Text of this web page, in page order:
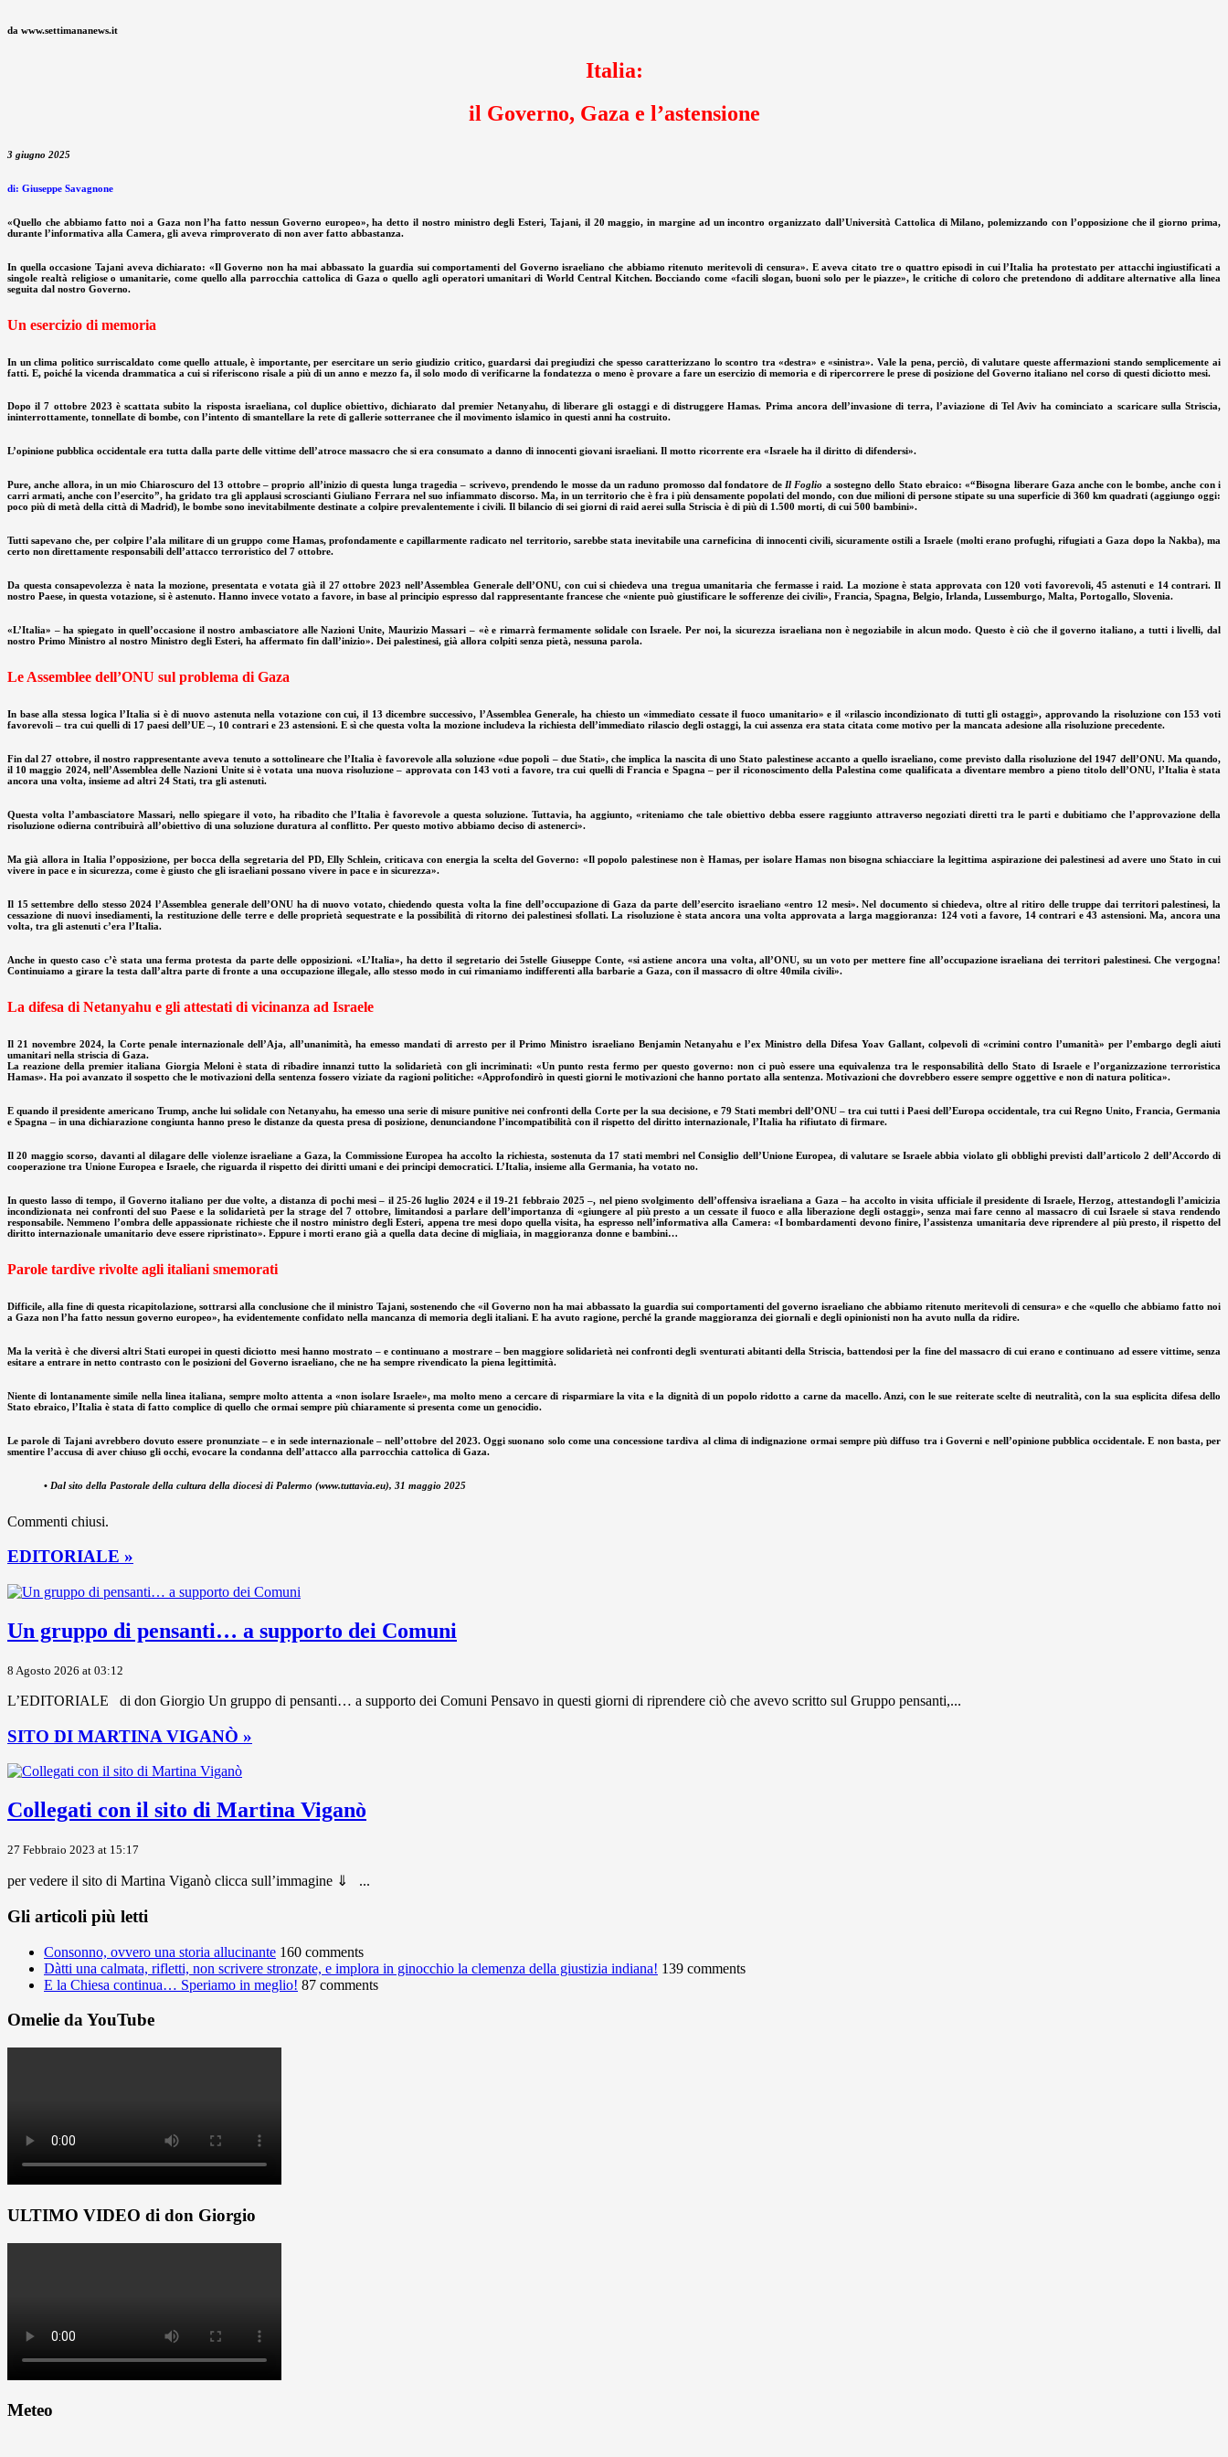
da www.settimananews.it
Italia:
il Governo, Gaza e l’astensione
3 giugno 2025
di: Giuseppe Savagnone
«Quello che abbiamo fatto noi a Gaza non l’ha fatto nessun Governo europeo», ha detto il nostro ministro degli Esteri, Tajani, il 20 maggio, in margine ad un incontro organizzato dall’Università Cattolica di Milano, polemizzando con l’opposizione che il giorno prima,
durante l’informativa alla Camera, gli aveva rimproverato di non aver fatto abbastanza.
In quella occasione Tajani aveva dichiarato: «Il Governo non ha mai abbassato la guardia sui comportamenti del Governo israeliano che abbiamo ritenuto meritevoli di censura». E aveva citato tre o quattro episodi in cui l’Italia ha protestato per attacchi ingiustificati a
singole realtà religiose o umanitarie, come quello alla parrocchia cattolica di Gaza o quello agli operatori umanitari di World Central Kitchen. Bocciando come «facili slogan, buoni solo per le piazze», le critiche di coloro che pretendono di additare alternative alla linea
seguita dal nostro Governo.
Un esercizio di memoria
In un clima politico surriscaldato come quello attuale, è importante, per esercitare un serio giudizio critico, guardarsi dai pregiudizi che spesso caratterizzano lo scontro tra «destra» e «sinistra». Vale la pena, perciò, di valutare queste affermazioni stando semplicemente ai
fatti. E, poiché la vicenda drammatica a cui si riferiscono risale a più di un anno e mezzo fa, il solo modo di verificarne la fondatezza o meno è provare a fare un esercizio di memoria e di ripercorrere le prese di posizione del Governo italiano nel corso di questi diciotto mesi.
Dopo il 7 ottobre 2023 è scattata subito la risposta israeliana, col duplice obiettivo, dichiarato dal premier Netanyahu, di liberare gli ostaggi e di distruggere Hamas. Prima ancora dell’invasione di terra, l’aviazione di Tel Aviv ha cominciato a scaricare sulla Striscia,
ininterrottamente, tonnellate di bombe, con l’intento di smantellare la rete di gallerie sotterranee che il movimento islamico in questi anni ha costruito.
L’opinione pubblica occidentale era tutta dalla parte delle vittime dell’atroce massacro che si era consumato a danno di innocenti giovani israeliani. Il motto ricorrente era «Israele ha il diritto di difendersi».
Pure, anche allora, in un mio Chiaroscuro del 13 ottobre – proprio all’inizio di questa lunga tragedia – scrivevo, prendendo le mosse da un raduno promosso dal fondatore deIl Foglio a sostegno dello Stato ebraico: «“Bisogna liberare Gaza anche con le bombe, anche con i
carri armati, anche con l’esercito”, ha gridato tra gli applausi scroscianti Giuliano Ferrara nel suo infiammato discorso. Ma, in un territorio che è fra i più densamente popolati del mondo, con due milioni di persone stipate su una superficie di 360 km quadrati (aggiungo oggi:
poco più di metà della città di Madrid), le bombe sono inevitabilmente destinate a colpire prevalentemente i civili. Il bilancio di sei giorni di raid aerei sulla Striscia è di più di 1.500 morti, di cui 500 bambini».
Tutti sapevano che, per colpire l’ala militare di un gruppo come Hamas, profondamente e capillarmente radicato nel territorio, sarebbe stata inevitabile una carneficina di innocenti civili, sicuramente ostili a Israele (molti erano profughi, rifugiati a Gaza dopo la Nakba), ma
certo non direttamente responsabili dell’attacco terroristico del 7 ottobre.
Da questa consapevolezza è nata la mozione, presentata e votata già il 27 ottobre 2023 nell’Assemblea Generale dell’ONU, con cui si chiedeva una tregua umanitaria che fermasse i raid. La mozione è stata approvata con 120 voti favorevoli, 45 astenuti e 14 contrari. Il
nostro Paese, in questa votazione, si è astenuto. Hanno invece votato a favore, in base al principio espresso dal rappresentante francese che «niente può giustificare le sofferenze dei civili», Francia, Spagna, Belgio, Irlanda, Lussemburgo, Malta, Portogallo, Slovenia.
«L’Italia» – ha spiegato in quell’occasione il nostro ambasciatore alle Nazioni Unite, Maurizio Massari – «è e rimarrà fermamente solidale con Israele. Per noi, la sicurezza israeliana non è negoziabile in alcun modo. Questo è ciò che il governo italiano, a tutti i livelli, dal
nostro Primo Ministro al nostro Ministro degli Esteri, ha affermato fin dall’inizio». Dei palestinesi, già allora colpiti senza pietà, nessuna parola.
Le Assemblee dell’ONU sul problema di Gaza
In base alla stessa logica l’Italia si è di nuovo astenuta nella votazione con cui, il 13 dicembre successivo, l’Assemblea Generale, ha chiesto un «immediato cessate il fuoco umanitario» e il «rilascio incondizionato di tutti gli ostaggi», approvando la risoluzione con 153 voti
favorevoli – tra cui quelli di 17 paesi dell’UE –, 10 contrari e 23 astensioni. E sì che questa volta la mozione includeva la richiesta dell’immediato rilascio degli ostaggi, la cui assenza era stata citata come motivo per la mancata adesione alla risoluzione precedente.
Fin dal 27 ottobre, il nostro rappresentante aveva tenuto a sottolineare che l’Italia è favorevole alla soluzione «due popoli – due Stati», che implica la nascita di uno Stato palestinese accanto a quello israeliano, come previsto dalla risoluzione del 1947 dell’ONU. Ma quando,
il 10 maggio 2024, nell’Assemblea delle Nazioni Unite si è votata una nuova risoluzione – approvata con 143 voti a favore, tra cui quelli di Francia e Spagna – per il riconoscimento della Palestina come qualificata a diventare membro a pieno titolo dell’ONU, l’Italia è stata
ancora una volta, insieme ad altri 24 Stati, tra gli astenuti.
Questa volta l’ambasciatore Massari, nello spiegare il voto, ha ribadito che l’Italia è favorevole a questa soluzione. Tuttavia, ha aggiunto, «riteniamo che tale obiettivo debba essere raggiunto attraverso negoziati diretti tra le parti e dubitiamo che l’approvazione della
risoluzione odierna contribuirà all’obiettivo di una soluzione duratura al conflitto. Per questo motivo abbiamo deciso di astenerci».
Ma già allora in Italia l’opposizione, per bocca della segretaria del PD, Elly Schlein, criticava con energia la scelta del Governo: «Il popolo palestinese non è Hamas, per isolare Hamas non bisogna schiacciare la legittima aspirazione dei palestinesi ad avere uno Stato in cui
vivere in pace e in sicurezza, come è giusto che gli israeliani possano vivere in pace e in sicurezza».
Il 15 settembre dello stesso 2024 l’Assemblea generale dell’ONU ha di nuovo votato, chiedendo questa volta la fine dell’occupazione di Gaza da parte dell’esercito israeliano «entro 12 mesi». Nel documento si chiedeva, oltre al ritiro delle truppe dai territori palestinesi, la
cessazione di nuovi insediamenti, la restituzione delle terre e delle proprietà sequestrate e la possibilità di ritorno dei palestinesi sfollati. La risoluzione è stata ancora una volta approvata a larga maggioranza: 124 voti a favore, 14 contrari e 43 astensioni. Ma, ancora una
volta, tra gli astenuti c’era l’Italia.
Anche in questo caso c’è stata una ferma protesta da parte delle opposizioni. «L’Italia», ha detto il segretario dei 5stelle Giuseppe Conte, «si astiene ancora una volta, all’ONU, su un voto per mettere fine all’occupazione israeliana dei territori palestinesi. Che vergogna!
Continuiamo a girare la testa dall’altra parte di fronte a una occupazione illegale, allo stesso modo in cui rimaniamo indifferenti alla barbarie a Gaza, con il massacro di oltre 40mila civili».
La difesa di Netanyahu e gli attestati di vicinanza ad Israele
Il 21 novembre 2024, la Corte penale internazionale dell’Aja, all’unanimità, ha emesso mandati di arresto per il Primo Ministro israeliano Benjamin Netanyahu e l’ex Ministro della Difesa Yoav Gallant, colpevoli di «crimini contro l’umanità» per l’embargo degli aiuti
umanitari nella striscia di Gaza.
La reazione della premier italiana Giorgia Meloni è stata di ribadire innanzi tutto la solidarietà con gli incriminati: «Un punto resta fermo per questo governo: non ci può essere una equivalenza tra le responsabilità dello Stato di Israele e l’organizzazione terroristica
Hamas». Ha poi avanzato il sospetto che le motivazioni della sentenza fossero viziate da ragioni politiche: «Approfondirò in questi giorni le motivazioni che hanno portato alla sentenza. Motivazioni che dovrebbero essere sempre oggettive e non di natura politica».
E quando il presidente americano Trump, anche lui solidale con Netanyahu, ha emesso una serie di misure punitive nei confronti della Corte per la sua decisione, e 79 Stati membri dell’ONU – tra cui tutti i Paesi dell’Europa occidentale, tra cui Regno Unito, Francia, Germania
e Spagna – in una dichiarazione congiunta hanno preso le distanze da questa presa di posizione, denunciandone l’incompatibilità con il rispetto del diritto internazionale, l’Italia ha rifiutato di firmare.
Il 20 maggio scorso, davanti al dilagare delle violenze israeliane a Gaza, la Commissione Europea ha accolto la richiesta, sostenuta da 17 stati membri nel Consiglio dell’Unione Europea, di valutare se Israele abbia violato gli obblighi previsti dall’articolo 2 dell’Accordo di
cooperazione tra Unione Europea e Israele, che riguarda il rispetto dei diritti umani e dei principi democratici. L’Italia, insieme alla Germania, ha votato no.
In questo lasso di tempo, il Governo italiano per due volte, a distanza di pochi mesi – il 25-26 luglio 2024 e il 19-21 febbraio 2025 –, nel pieno svolgimento dell’offensiva israeliana a Gaza – ha accolto in visita ufficiale il presidente di Israele, Herzog, attestandogli l’amicizia
incondizionata nei confronti del suo Paese e la solidarietà per la strage del 7 ottobre, limitandosi a parlare dell’importanza di «giungere al più presto a un cessate il fuoco e alla liberazione degli ostaggi», senza mai fare cenno al massacro di cui Israele si stava rendendo
responsabile. Nemmeno l’ombra delle appassionate richieste che il nostro ministro degli Esteri, appena tre mesi dopo quella visita, ha espresso nell’informativa alla Camera: «I bombardamenti devono finire, l’assistenza umanitaria deve riprendere al più presto, il rispetto del
diritto internazionale umanitario deve essere ripristinato». Eppure i morti erano già a quella data decine di migliaia, in maggioranza donne e bambini…
Parole tardive rivolte agli italiani smemorati
Difficile, alla fine di questa ricapitolazione, sottrarsi alla conclusione che il ministro Tajani, sostenendo che «il Governo non ha mai abbassato la guardia sui comportamenti del governo israeliano che abbiamo ritenuto meritevoli di censura» e che «quello che abbiamo fatto noi
a Gaza non l’ha fatto nessun governo europeo», ha evidentemente confidato nella mancanza di memoria degli italiani. E ha avuto ragione, perché la grande maggioranza dei giornali e degli opinionisti non ha avuto nulla da ridire.
Ma la verità è che diversi altri Stati europei in questi diciotto mesi hanno mostrato – e continuano a mostrare – ben maggiore solidarietà nei confronti degli sventurati abitanti della Striscia, battendosi per la fine del massacro di cui erano e continuano ad essere vittime, senza
esitare a entrare in netto contrasto con le posizioni del Governo israeliano, che ne ha sempre rivendicato la piena legittimità.
Niente di lontanamente simile nella linea italiana, sempre molto attenta a «non isolare Israele», ma molto meno a cercare di risparmiare la vita e la dignità di un popolo ridotto a carne da macello. Anzi, con le sue reiterate scelte di neutralità, con la sua esplicita difesa dello
Stato ebraico, l’Italia è stata di fatto complice di quello che ormai sempre più chiaramente si presenta come un genocidio.
Le parole di Tajani avrebbero dovuto essere pronunziate – e in sede internazionale – nell’ottobre del 2023. Oggi suonano solo come una concessione tardiva al clima di indignazione ormai sempre più diffuso tra i Governi e nell’opinione pubblica occidentale. E non basta, per
smentire l’accusa di aver chiuso gli occhi, evocare la condanna dell’attacco alla parrocchia cattolica di Gaza.
• Dal sito della Pastorale della cultura della diocesi di Palermo (www.tuttavia.eu), 31 maggio 2025
Commenti chiusi.
EDITORIALE »
Un gruppo di pensanti… a supporto dei Comuni
8 Agosto 2026 at 03:12
L’EDITORIALE di don Giorgio Un gruppo di pensanti… a supporto dei Comuni Pensavo in questi giorni di riprendere ciò che avevo scritto sul Gruppo pensanti,...
SITO DI MARTINA VIGANÒ »
Collegati con il sito di Martina Viganò
27 Febbraio 2023 at 15:17
per vedere il sito di Martina Viganò clicca sull’immagine ⇓ ...
Gli articoli più letti
Consonno, ovvero una storia allucinante 160 comments
Dàtti una calmata, rifletti, non scrivere stronzate, e implora in ginocchio la clemenza della giustizia indiana! 139 comments
E la Chiesa continua… Speriamo in meglio! 87 comments
Omelie da YouTube
ULTIMO VIDEO di don Giorgio
Meteo